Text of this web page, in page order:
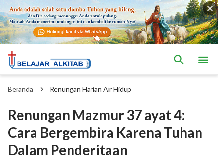
Beranda Renungan Harian Air Hidup
Renungan Mazmur 37 ayat 4:
Cara Bergembira Karena Tuhan
Dalam Penderitaan